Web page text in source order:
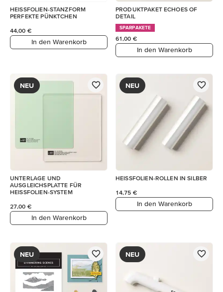
HEISSFOLIEN-STANZFORM
PERFEKTE PÜNKTCHEN
44,00 €
In den Warenkorb
PRODUKTPAKET ECHOES OF
DETAIL
SPARPAKETE
61,00 €
In den Warenkorb
NEU
UNTERLAGE UND
AUSGLEICHSPLATTE FÜR
HEISSFOLIEN-SYSTEM
27,00 €
In den Warenkorb
NEU
HEISSFOLIEN-ROLLEN IN SILBER
14,75 €
In den Warenkorb
NEU NEU